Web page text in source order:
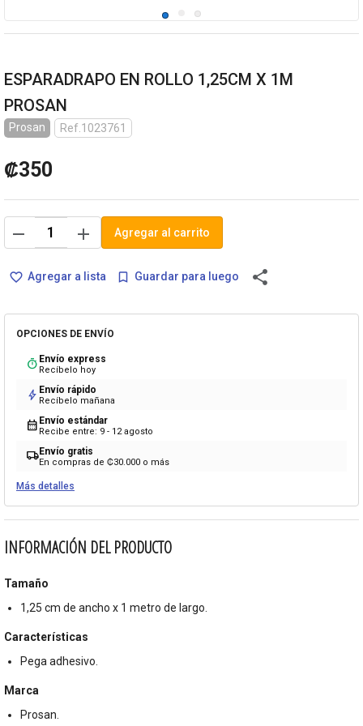
ESPARADRAPO EN ROLLO 1,25CM X 1M
PROSAN
Prosan Ref.1023761
₡350
remove add Agregar al carrito
favorite_border Agregar a lista bookmark_border Guardar para luego share
OPCIONES DE ENVÍO
timer Envío express
Recíbelo hoy
bolt Envío rápido
Recíbelo mañana
calendar_month Envío estándar
Recibe entre: 9 - 12 agosto
local_shippingEnvío gratis
En compras de ₡30.000 o más
Más detalles
INFORMACIÓN DEL PRODUCTO
Tamaño
1,25 cm de ancho x 1 metro de largo.
Características
Pega adhesivo.
Marca
Prosan.